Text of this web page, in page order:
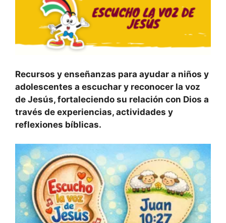
Recursos y enseñanzas para ayudar a niños y
adolescentes a escuchar y reconocer la voz
de Jesús, fortaleciendo su relación con Dios a
través de experiencias, actividades y
reflexiones bíblicas.